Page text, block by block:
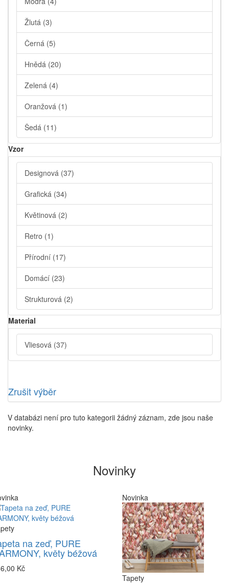
Žlutá (3)
Černá (5)
Hnědá (20)
Zelená (4)
Oranžová (1)
Šedá (11)
Vzor
Designová (37)
Grafická (34)
Květinová (2)
Retro (1)
Přírodní (17)
Domácí (23)
Strukturová (2)
Material
Vliesová (37)
Zrušit výběr
V databázi není pro tuto kategorii žádný záznam, zde jsou naše
novinky.
Novinky
na zeď, PURE
květy béžová
Kč
Novinka
Tapety